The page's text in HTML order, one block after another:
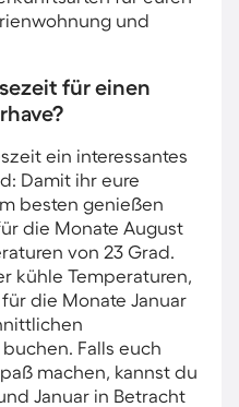
und
für einen
ein interessantes
Damit ihr eure
besten genießen
die Monate August
von 23 Grad.
kühle Temperaturen,
die Monate Januar
Falls euch
machen, kannst du
Januar in Betracht